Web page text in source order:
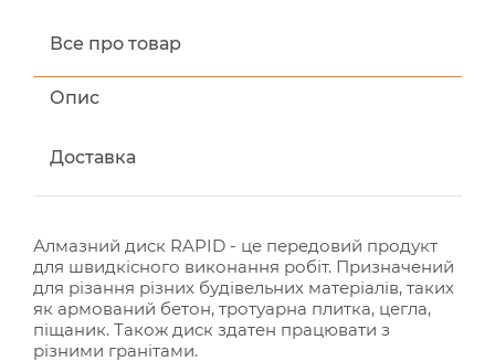
Все про товар
Опис
Доставка
Алмазний диск RAPID - це передовий продукт
для швидкісного виконання робіт. Призначений
для різання різних будівельних матеріалів, таких
як армований бетон, тротуарна плитка, цегла,
піщаник. Також диск здатен працювати з
різними гранітами.